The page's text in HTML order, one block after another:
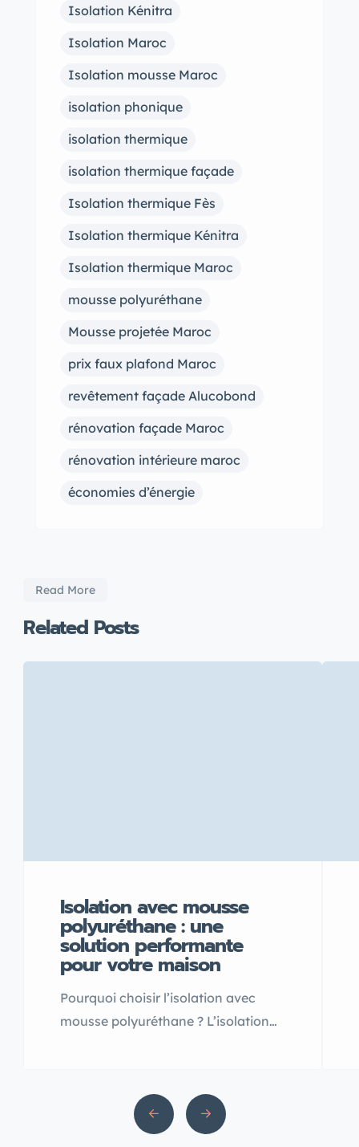
Isolation Kénitra
Isolation Maroc
Isolation mousse Maroc
isolation phonique
isolation thermique
isolation thermique façade
Isolation thermique Fès
Isolation thermique Kénitra
Isolation thermique Maroc
mousse polyuréthane
Mousse projetée Maroc
prix faux plafond Maroc
revêtement façade Alucobond
rénovation façade Maroc
rénovation intérieure maroc
économies d’énergie
Read More
Related Posts
Isolation avec mousse
polyuréthane : une
solution performante
pour votre maison
Pourquoi choisir l’isolation avec
mousse polyuréthane ? L’isolation
plus efficaces pour améliorer le
confort thermique d’une habitation
au Maroc Grâce à sa forte capacité